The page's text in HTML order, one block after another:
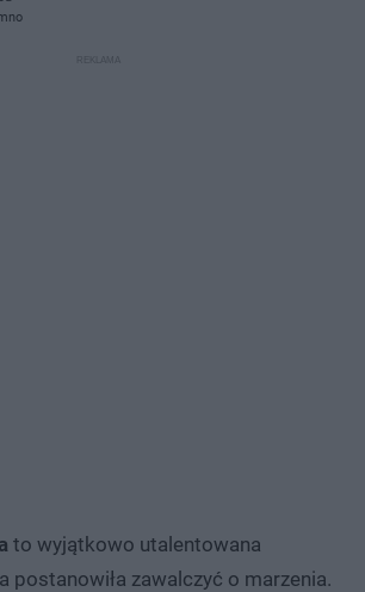
to wyjątkowo utalentowana
postanowiła zawalczyć o marzenia.